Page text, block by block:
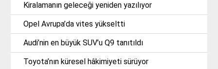
Kiralamanın geleceği yeniden yazılıyor
Opel Avrupa’da vites yükseltti
Audi’nin en büyük SUV’u Q9 tanıtıldı
Toyota’nın küresel hâkimiyeti sürüyor